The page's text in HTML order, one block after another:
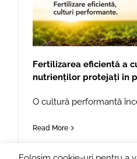
Fertilizarea eficientă a
nutrienților protejați în
O cultură performantă
Read More